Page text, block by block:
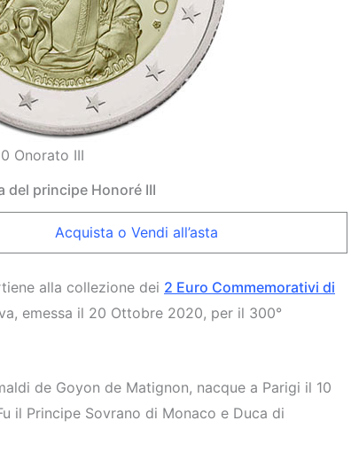
Onorato III
del principe Honoré III
Acquista o Vendi all’asta
alla collezione dei 2 Euro Commemorativi di
emessa il 20 Ottobre 2020, per il 300°
de Goyon de Matignon, nacque a Parigi il 10
il Principe Sovrano di Monaco e Duca di